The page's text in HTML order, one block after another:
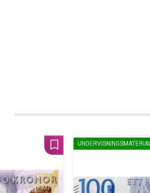
Lägg till i favoriter
UNDERVISNINGSMATERIAL